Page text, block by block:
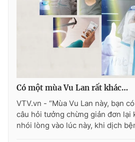
Theo dõi báo trên
Cơ quan chủ quản:Đài Truyền hình
Thời báo VTV
Giấy phép hoạt động báo in và báo
Phó Tổng Biên tập:
Nguyễn Thị Mỹ
Nguyễn Trọng Ninh
Có một mùa Vu Lan rất khác…
VTV.vn - “Mùa Vu Lan này, bạn
câu hỏi tưởng chừng giản đơn lại
nhói lòng vào lúc này, khi dịch